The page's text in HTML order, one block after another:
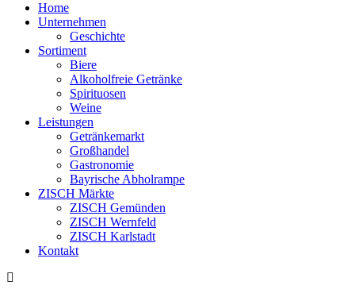
Home
Unternehmen
Geschichte
Sortiment
Biere
Alkoholfreie Getränke
Spirituosen
Weine
Leistungen
Getränkemarkt
Großhandel
Gastronomie
Bayrische Abholrampe
ZISCH Märkte
ZISCH Gemünden
ZISCH Wernfeld
ZISCH Karlstadt
Kontakt